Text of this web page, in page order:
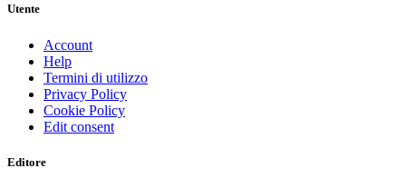
Utente
Account
Help
Termini di utilizzo
Privacy Policy
Cookie Policy
Edit consent
Editore